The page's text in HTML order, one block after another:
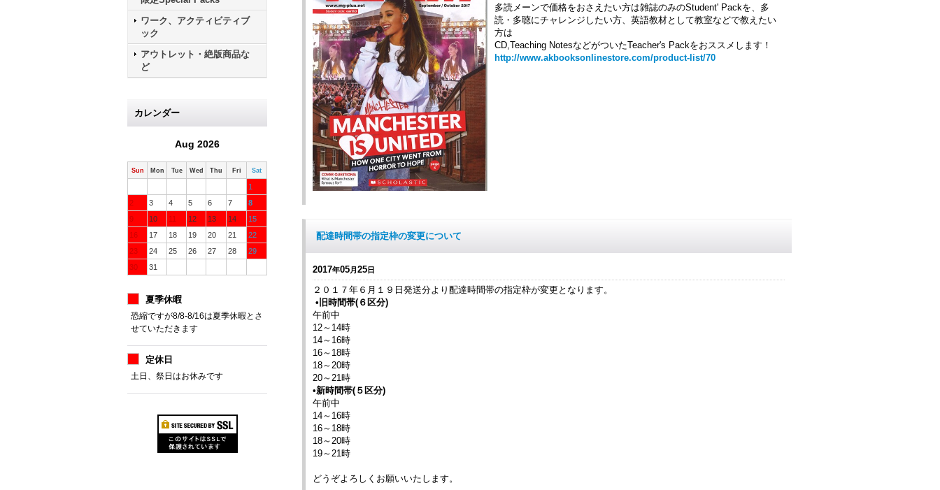
ワーク、アクティビティブ
ック
アウトレット・絶版商品な
ど
カレンダー
Aug 2026
Sun Mon Tue Wed Thu Fri Sat
1
2
3 4 5 6 7
8
9
10 11 12 13 14
15
16
17 18 19 20 21
22
23
24 25 26 27 28
29
30
31
夏季休暇
恐縮ですが8/8-8/16は夏季休暇とさ
せていただきます
定休日
土日、祭日はお休みです
多読メーンで価格をおさえたい方は雑誌のみのStudent' Packを、多
読・多聴にチャレンジしたい方、英語教材として教室などで教えたい
方は
CD,Teaching NotesなどがついたTeacher's Packをおススメします！
http://www.akbooksonlinestore.com/product-list/70
配達時間帯の指定枠の変更について
2017年05月 25 日
２０１７年６月１９日発送分より配達時間帯の指定枠が変更となります。
•旧時間帯(６区分)
午前中
12～14時
14～16時
16～18時
18～20時
20～21時
•新時間帯(５区分)
午前中
14～16時
16～18時
18～20時
19～21時
どうぞよろしくお願いいたします。